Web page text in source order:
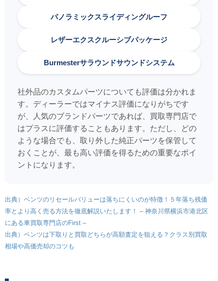
パノラミックスライディングルーフ
レザーエクスクルーシブパッケージ
Burmesterサラウンドサウンドシステム
社外品のカスタムパーツについても評価は分かれま
す。ディーラーではマイナス評価になりがちです
が、人気のブランドパーツであれば、買取専門店で
はプラスに評価することもあります。ただし、どの
ような場合でも、取り外した純正パーツを保管して
おくことが、最も高い評価を得るための重要なポイ
ントになります。
出典）ベンツのリセールバリューは落ちにくいのが特徴！５年落ち残価
率とより高く売る方法を徹底解説いたします！ – 神奈川県横浜市港北区
にある車買取専門店のFirst –
出典）ベンツは下取りと買取どちらが高額査定を狙える？クラス別買取
相場や高価売却のコツも